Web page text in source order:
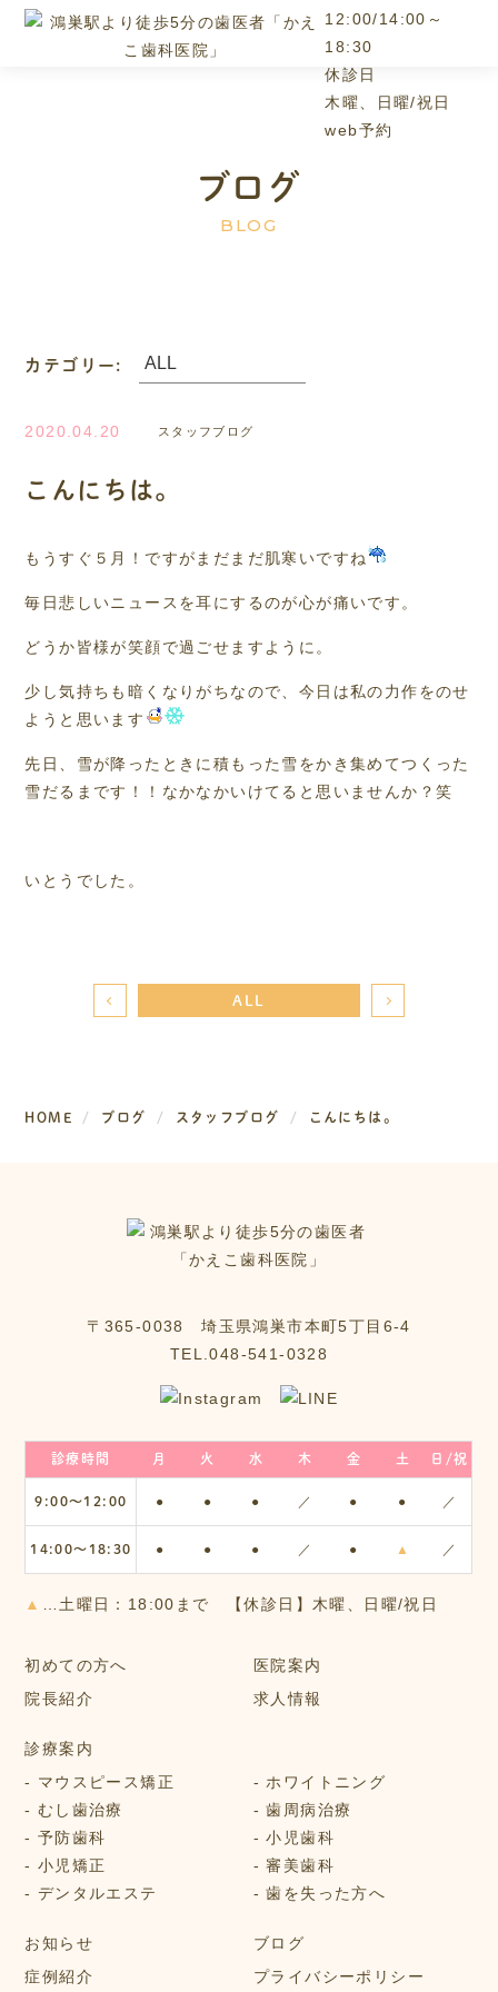
12:00/14:00～
18:30
休診日
木曜、日曜/祝日
web予約
ブログ
BLOG
カテゴリー:
2020.04.20 スタッフブログ
こんにちは。
もうすぐ５月！ですがまだまだ肌寒いですね
毎日悲しいニュースを耳にするのが心が痛いです。
どうか皆様が笑顔で過ごせますように。
少し気持ちも暗くなりがちなので、今日は私の力作をのせ
ようと思います
先日、雪が降ったときに積もった雪をかき集めてつくった
雪だるまです！！なかなかいけてると思いませんか？笑
いとうでした。
ALL
HOME ブログ スタッフブログ こんにちは。
〒365-0038 埼玉県鴻巣市本町5丁目6‐4
TEL.048-541-0328
診療時間 月 火 水 木 金 土 日/祝
9:00〜12:00 ● ● ● ／ ● ● ／
14:00〜18:30 ● ● ● ／ ● ▲ ／
▲ …土曜日：18:00まで 【休診日】木曜、日曜/祝日
初めての方へ
医院案内
院長紹介
求人情報
診療案内
マウスピース矯正
ホワイトニング
むし歯治療
歯周病治療
予防歯科
小児歯科
小児矯正
審美歯科
デンタルエステ
歯を失った方へ
お知らせ
ブログ
症例紹介
プライバシーポリシー